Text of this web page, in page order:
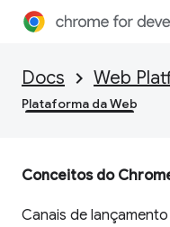
Docs Web
Plataforma da Web
Conceitos do
Canais de